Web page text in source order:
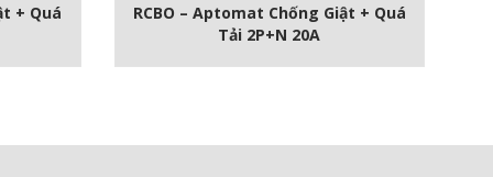
+ Quá
RCBO – Aptomat Chống Giật + Quá
Tải 2P+N 20A